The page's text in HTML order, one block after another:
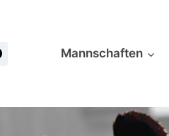
Mannschaften